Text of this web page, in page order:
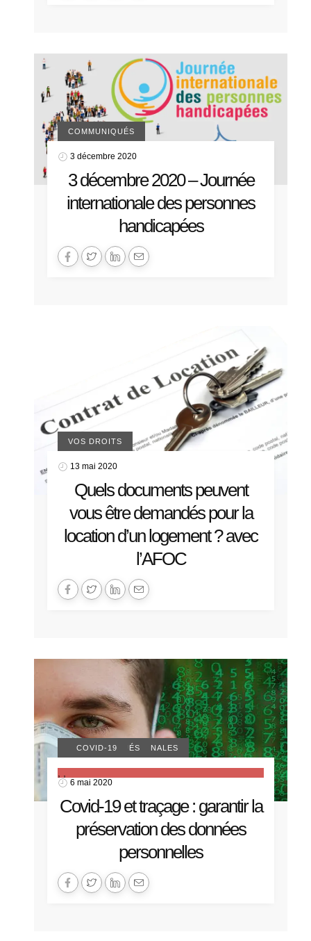
COMMUNIQUÉS
3 décembre 2020
3 décembre 2020 – Journée
internationale des personnes
handicapées
VOS DROITS
13 mai 2020
Quels documents peuvent
vous être demandés pour la
location d’un logement ? avec
l’AFOC
ACTUALITÉS NATIONALES
COMMUNIQUÉS
COVID-19
6 mai 2020
Covid-19 et traçage : garantir la
préservation des données
personnelles